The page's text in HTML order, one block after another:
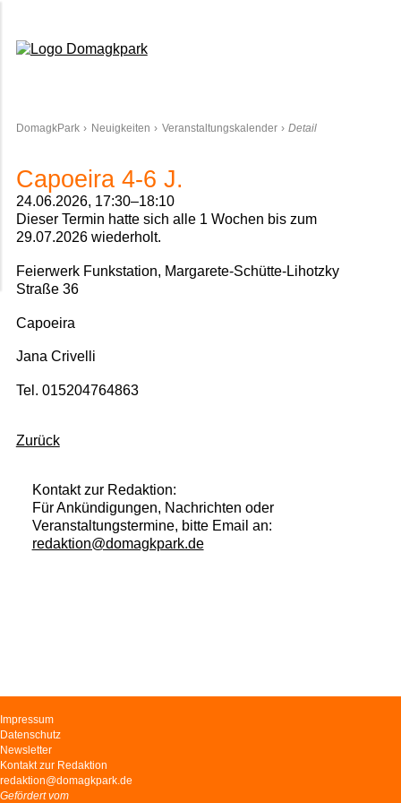
DomagkPark Neuigkeiten Veranstaltungskalender Detail
Capoeira 4-6 J.
24.06.2026, 17:30–18:10
Dieser Termin hatte sich alle 1 Wochen bis zum
29.07.2026 wiederholt.
Feierwerk Funkstation, Margarete-Schütte-Lihotzky
Straße 36
Capoeira
Jana Crivelli
Tel. 015204764863
Zurück
Kontakt zur Redaktion:
Für Ankündigungen, Nachrichten oder
Veranstaltungstermine, bitte Email an:
redaktion@domagkpark.de
Navigation
überspringen
Impressum
Datenschutz
Newsletter
Kontakt zur Redaktion
redaktion@domagkpark.de
Gefördert vom